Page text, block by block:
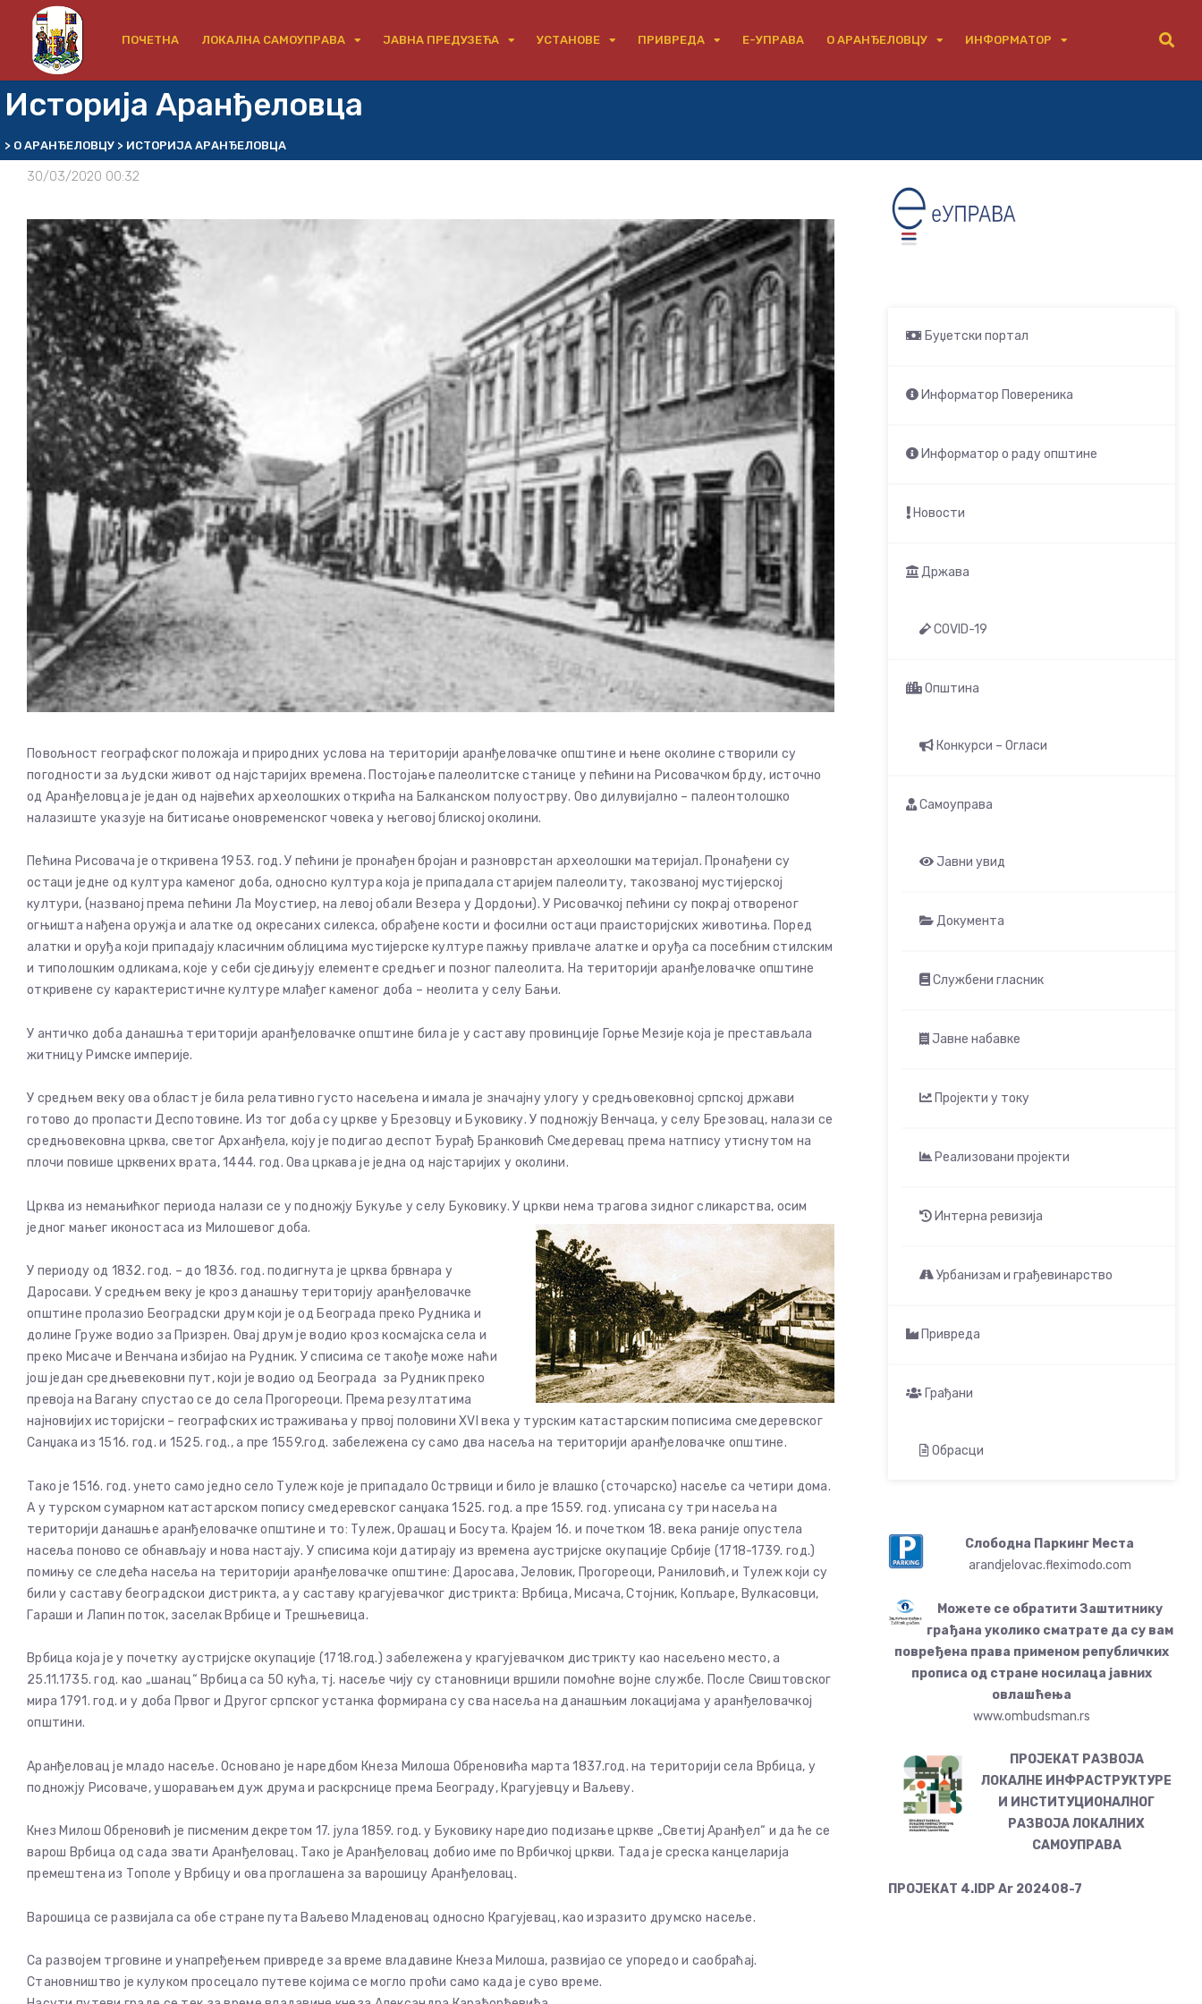
ПОЧЕТНА ЛОКАЛНА САМОУПРАВА ЈАВНА ПРЕДУЗЕЋА УСТАНОВЕ ПРИВРЕДА Е-УПРАВА О АРАНЂЕЛОВЦУ ИНФОРМАТОР
Историја Аранђеловца
> О АРАНЂЕЛОВЦУ > ИСТОРИЈА АРАНЂЕЛОВЦА
30/03/2020 00:32
Повољност географског положаја и природних услова на територији аранђеловачке општине и њене околине створили су
погодности за људски живот од најстаријих времена. Постојање палеолитске станице у пећини на Рисовачком брду, источно
од Аранђеловца је један од највећих археолошких открића на Балканском полуострву. Ово дилувијално – палеонтолошко
налазиште указује на битисање оновременског човека у његовој блиској околини.
Пећина Рисовача је откривена 1953. год. У пећини је пронађен бројан и разноврстан археолошки материјал. Пронађени су
остаци једне од култура каменог доба, односно култура која је припадала старијем палеолиту, такозваној мустијерској
култури, (названој према пећини Ла Моустиер, на левој обали Везера у Дордоњи). У Рисовачкој пећини су покрај отвореног
огњишта нађена оружја и алатке од окресаних силекса, обрађене кости и фосилни остаци праисторијских животиња. Поред
алатки и оруђа који припадају класичним облицима мустијерске културе пажњу привлаче алатке и оруђа са посебним стилским
и типолошким одликама, које у себи сједињују елементе средњег и позног палеолита. На територији аранђеловачке општине
откривене су карактеристичне културе млађег каменог доба – неолита у селу Бањи.
У античко доба данашња територији аранђеловачке општине била је у саставу провинције Горње Мезије која је престављала
житницу Римске империје.
У средњем веку ова област је била релативно густо насељена и имала је значајну улогу у средњовековној српској држави
готово до пропасти Деспотовине. Из тог доба су цркве у Брезовцу и Буковику. У подножју Венчаца, у селу Брезовац, налази се
средњовековна црква, светог Арханђела, коју је подигао деспот Ђурађ Бранковић Смедеревац према натпису утиснутом на
плочи повише црквених врата, 1444. год. Ова цркава је једна од најстаријих у околини.
Црква из немањићког периода налази се у подножју Букуље у селу Буковику. У цркви нема трагова зидног сликарства, осим
једног мањег иконостаса из Милошевог доба.
У периоду од 1832. год. – до 1836. год. подигнута је црква брвнара у
Даросави. У средњем веку је кроз данашњу територију аранђеловачке
општине пролазио Београдски друм који је од Београда преко Рудника и
долине Груже водио за Призрен. Овај друм је водио кроз космајска села и
преко Мисаче и Венчана избијао на Рудник. У списима се такође може наћи
још један средњевековни пут, који је водио од Београда за Рудник преко
превоја на Вагану спустао се до села Прогореоци. Према резултатима
најновијих историјски – географских истраживања у првој половини XVI века у турским катастарским пописима смедеревског
Санџака из 1516. год. и 1525. год., а пре 1559.год. забележена су само два насеља на територији аранђеловачке општине.
Тако је 1516. год. унето само једно село Тулеж које је припадало Острвици и било је влашко (сточарско) насеље са четири дома.
А у турском сумарном катастарском попису смедеревског санџака 1525. год. а пре 1559. год. уписана су три насеља на
територији данашње аранђеловачке општине и то: Тулеж, Орашац и Босута. Крајем 16. и почетком 18. века раније опустела
насеља поново се обнављају и нова настају. У списима који датирају из времена аустријске окупације Србије (1718-1739. год.)
помињу се следећа насеља на територији аранђеловачке општине: Даросава, Јеловик, Прогореоци, Раниловић, и Тулеж који су
били у саставу београдскои дистрикта, а у саставу крагујевачког дистрикта: Врбица, Мисача, Стојник, Копљаре, Вулкасовци,
Гараши и Лапин поток, заселак Врбице и Трешњевица.
Врбица која је у почетку аустријске окупације (1718.год.) забележена у крагујевачком дистрикту као насељено место, а
25.11.1735. год. као „шанац“ Врбица са 50 кућа, тј. насеље чију су становници вршили помоћне војне службе. После Свиштовског
мира 1791. год. и у доба Првог и Другог српског устанка формирана су сва насеља на данашњим локацијама у аранђеловачкој
општини.
Аранђеловац је младо насеље. Основано је наредбом Кнеза Милоша Обреновића марта 1837.год. на територији села Врбица, у
подножју Рисоваче, ушоравањем дуж друма и раскрснице према Београду, Крагујевцу и Ваљеву.
Кнез Милош Обреновић је писменим декретом 17. јула 1859. год. у Буковику наредио подизање цркве „Светиј Аранђел“ и да ће се
варош Врбица од сада звати Аранђеловац. Тако је Аранђеловац добио име по Врбичкој цркви. Тада је среска канцеларија
премештена из Тополе у Врбицу и ова проглашена за варошицу Аранђеловац.
Варошица се развијала са обе стране пута Ваљево Младеновац односно Крагујевац, као изразито друмско насеље.
Са развојем трговине и унапређењем привреде за време владавине Кнеза Милоша, развијао се упоредо и саобраћај.
Становништво је кулуком просецало путеве којима се могло проћи само када је суво време.
Буџетски портал
Информатор Повереника
Информатор о раду општине
Новости
Држава
COVID-19
Општина
Конкурси – Огласи
Самоуправа
Јавни увид
Документа
Службени гласник
Јавне набавке
Пројекти у току
Реализовани пројекти
Интерна ревизија
Урбанизам и грађевинарство
Привреда
Грађани
Обрасци
Слободна Паркинг Места
arandjelovac.fleximodo.com
Можете се обратити Заштитнику
грађана уколико сматрате да су вам
повређена права применом републичких
прописа од стране носилаца јавних
овлашћења
www.ombudsman.rs
ПРОЈЕКАТ РАЗВОЈА
ЛОКАЛНЕ ИНФРАСТРУКТУРЕ
И ИНСТИТУЦИОНАЛНОГ
РАЗВОЈА ЛОКАЛНИХ
САМОУПРАВА
ПРОЈЕКАТ 4.IDP Ar 202408-7